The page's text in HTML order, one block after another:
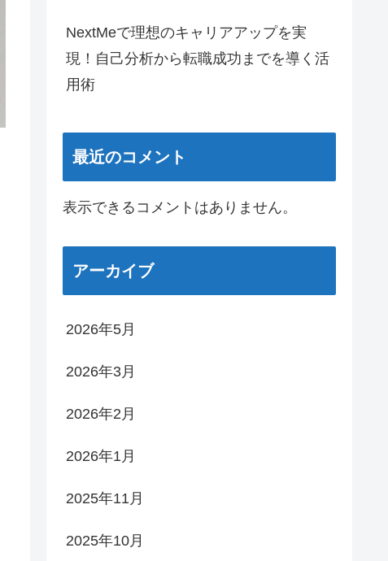
NextMeで理想のキャリアアップを実
現！自己分析から転職成功までを導く活
用術
最近のコメント
表示できるコメントはありません。
アーカイブ
2026年5月
2026年3月
2026年2月
2026年1月
2025年11月
2025年10月